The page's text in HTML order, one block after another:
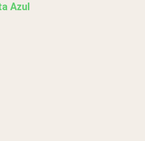
Azul